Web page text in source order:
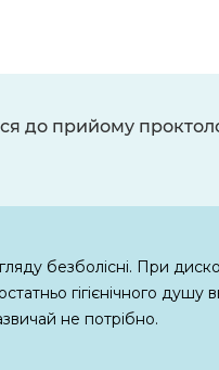
до прийому
безболісні. При
гігієнічного душу
не потрібно.